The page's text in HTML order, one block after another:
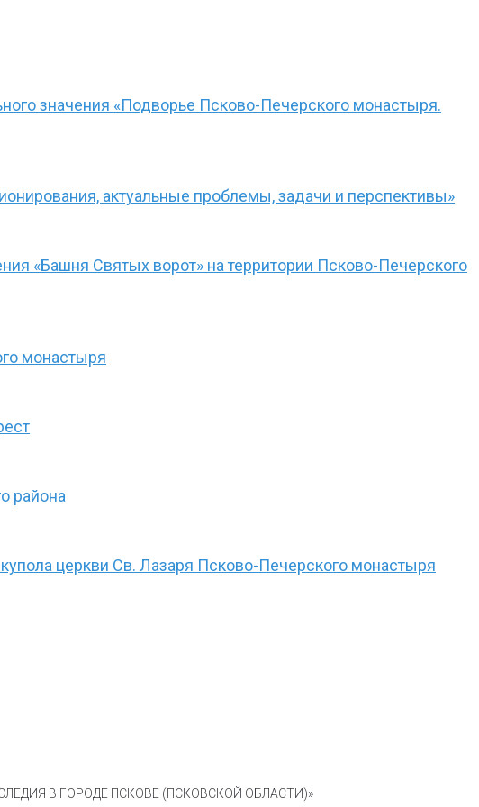
значения «Подворье Псково-Печерского монастыря.
актуальные проблемы, задачи и перспективы»
«Башня Святых ворот» на территории Псково-Печерского
монастыря
района
церкви Св. Лазаря Псково-Печерского монастыря
В ГОРОДЕ ПСКОВЕ (ПСКОВСКОЙ ОБЛАСТИ)»